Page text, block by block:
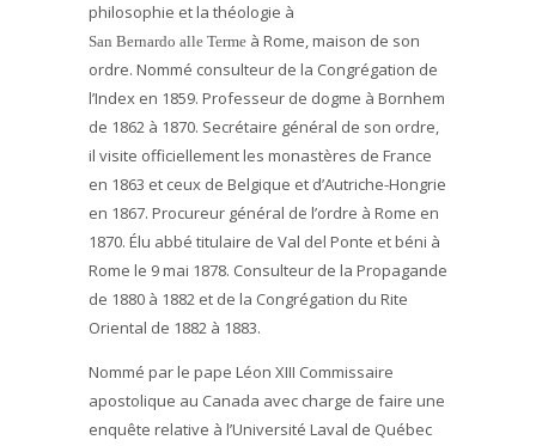
philosophie et la théologie à
San Bernardo alle Terme à Rome, maison de son
ordre. Nommé consulteur de la Congrégation de
l’Index en 1859. Professeur de dogme à Bornhem
de 1862 à 1870. Secrétaire général de son ordre,
il visite officiellement les monastères de France
en 1863 et ceux de Belgique et d’Autriche-Hongrie
en 1867. Procureur général de l’ordre à Rome en
1870. Élu abbé titulaire de Val del Ponte et béni à
Rome le 9 mai 1878. Consulteur de la Propagande
de 1880 à 1882 et de la Congrégation du Rite
Oriental de 1882 à 1883.
Nommé par le pape Léon XIII Commissaire
apostolique au Canada avec charge de faire une
enquête relative à l’Université Laval de Québec